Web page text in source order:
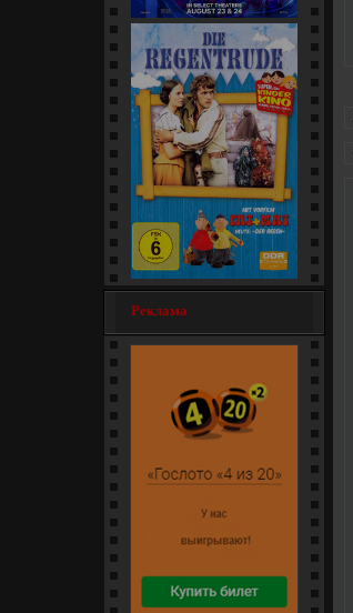
Кей-поп-охотницы на демонов
/ KPop Demon... [мультфильм]
Регентруда / Die Regentrude
(1976) [семейный]
Реклама